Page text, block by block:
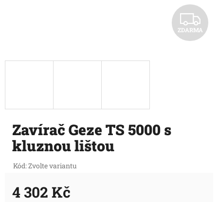
Z
D
ZDARMA
Zavírač Geze TS 5000 s
kluznou lištou
Kód:Zvolte variantu
4 302 Kč